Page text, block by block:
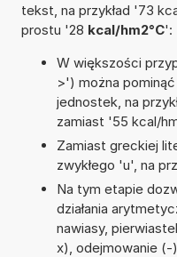
tekst, na przykład '73
prostu '28 kcal/hm2°C':
W większości
>') można
jednostek, na
zamiast '55 kcal/
Zamiast greckiej
zwykłego 'u', na
Na tym etapie
działania
nawiasy,
x), odejmowanie (-